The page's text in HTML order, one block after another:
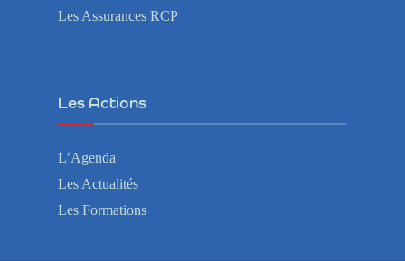
Les Assurances RCP
Les Actions
L’Agenda
Les Actualités
Les Formations